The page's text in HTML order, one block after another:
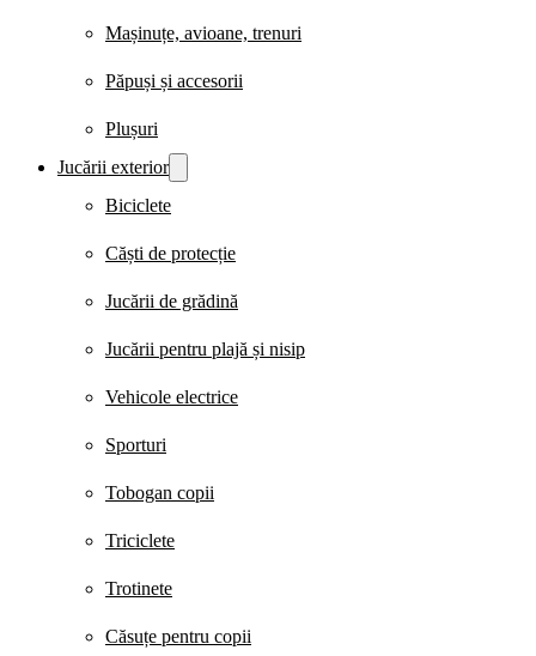
Mașinuțe, avioane, trenuri
Păpuși și accesorii
Plușuri
Jucării exterior
Biciclete
Căști de protecție
Jucării de grădină
Jucării pentru plajă și nisip
Vehicole electrice
Sporturi
Tobogan copii
Triciclete
Trotinete
Căsuțe pentru copii